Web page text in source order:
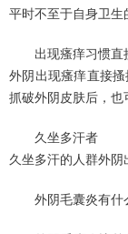
平时不至于自身卫生
出现瘙痒习惯
外阴出现瘙痒直接
抓破外阴皮肤后，也
久坐多汗者
久坐多汗的人群外阴
外阴毛囊炎有什